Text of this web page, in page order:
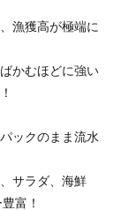
漁獲高が極端に
かむほどに強い
ックのまま流水
サラダ、海鮮
富！